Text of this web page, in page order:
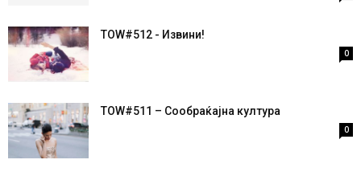
TOW#512 - Извини!
0
TOW#511 – Сообраќајна култура
0